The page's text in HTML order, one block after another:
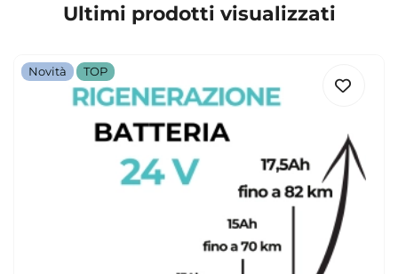
Ultimi prodotti visualizzati
Novità TOP